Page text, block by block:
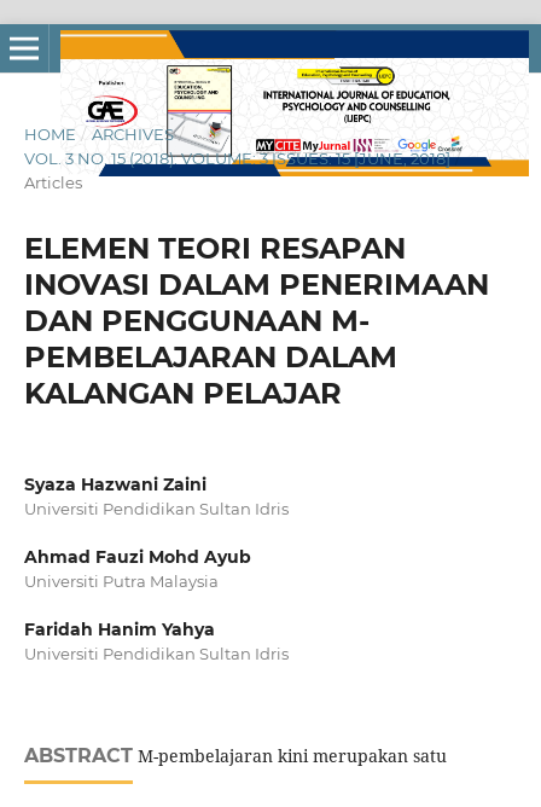
HOME / ARCHIVES /
VOL. 3 NO. 15 (2018): VOLUME: 3 ISSUES: 15 [JUNE, 2018] /
Articles
ELEMEN TEORI RESAPAN
INOVASI DALAM PENERIMAAN
DAN PENGGUNAAN M-
PEMBELAJARAN DALAM
KALANGAN PELAJAR
Syaza Hazwani Zaini
Universiti Pendidikan Sultan Idris
Ahmad Fauzi Mohd Ayub
Universiti Putra Malaysia
Faridah Hanim Yahya
Universiti Pendidikan Sultan Idris
ABSTRACTM-pembelajaran kini merupakan satu